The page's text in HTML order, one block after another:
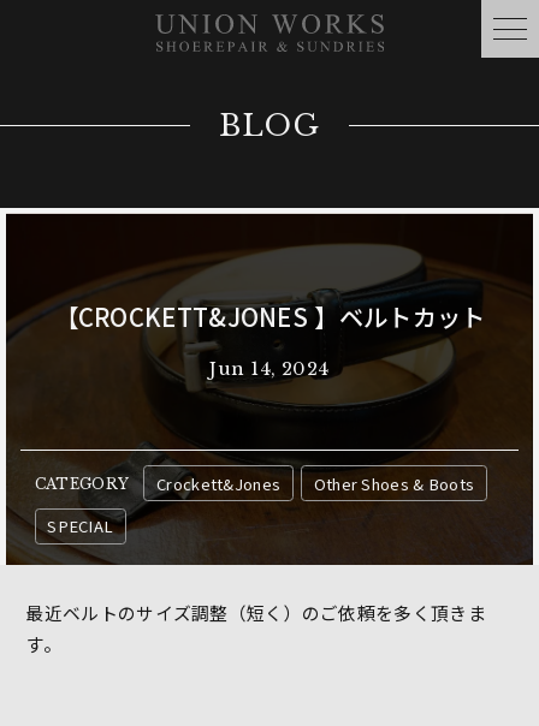
BLOG
【CROCKETT&JONES 】ベルトカット
Jun 14, 2024
CATEGORY Crockett&Jones
Other Shoes & Boots
SPECIAL
最近ベルトのサイズ調整（短く）のご依頼を多く頂きま
す。